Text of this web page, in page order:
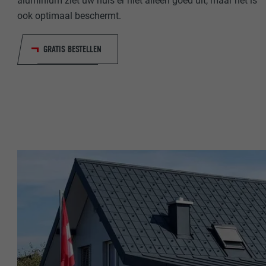
ook optimaal beschermt.
GRATIS BESTELLEN
VERVALTIJD
DOEL
VERVALTIJD
DOEL